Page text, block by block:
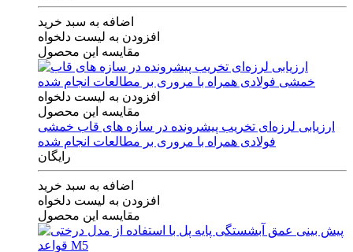
اضافه به سبد خرید
افزودن به لیست دلخواه
مقایسه این محصول
افزودن به لیست دلخواه
مقایسه این محصول
ارزیابی لرزه‌ای تخریب پیشرونده در سازه های قاب خمشی
فولادی همراه با مروری بر مطالعات انجام شده
رایگان
اضافه به سبد خرید
افزودن به لیست دلخواه
مقایسه این محصول